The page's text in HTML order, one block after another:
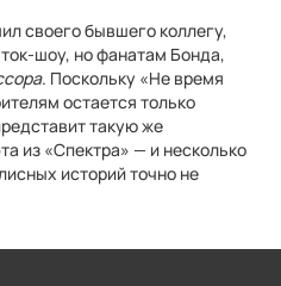
своего бывшего коллегу,
шоу, но фанатам Бонда,
. Поскольку «Не время
остается только
такую же
из «Спектра» — и несколько
историй точно не